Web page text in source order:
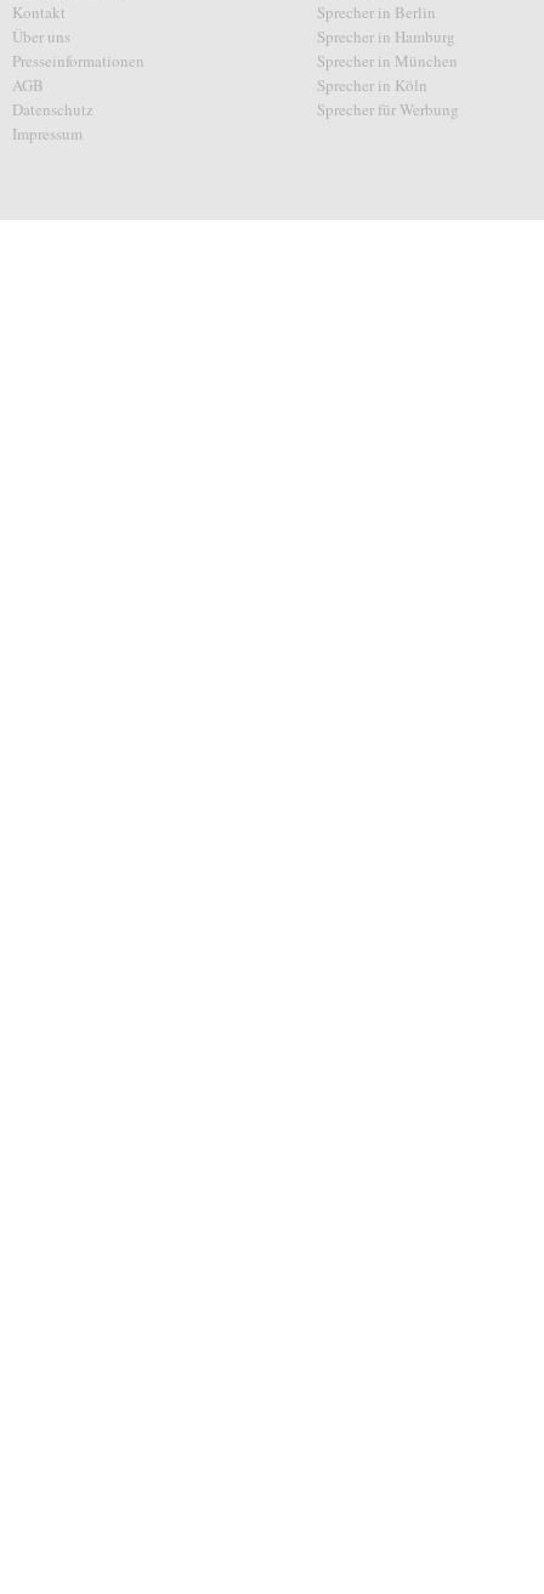
Kontakt
Über uns
Presseinformationen
AGB
Datenschutz
Impressum
Sprecher in Berlin
Sprecher in Hamburg
Sprecher in München
Sprecher in Köln
Sprecher für Werbung